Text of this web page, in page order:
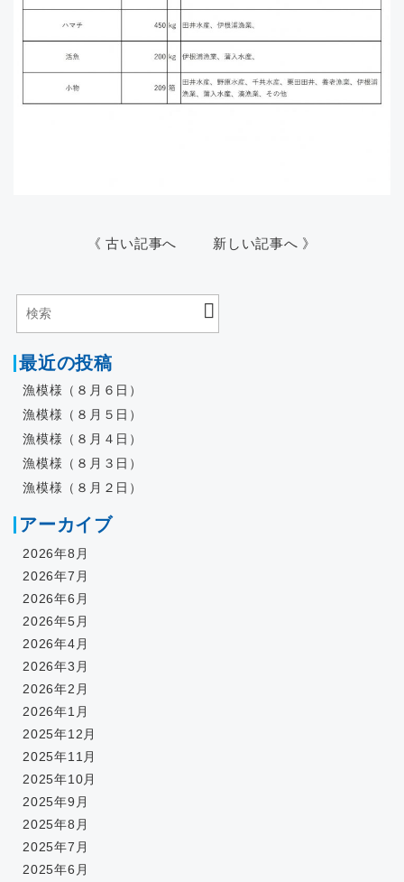
《 古い記事へ 新しい記事へ 》
最近の投稿
漁模様（８月６日）
漁模様（８月５日）
漁模様（８月４日）
漁模様（８月３日）
漁模様（８月２日）
アーカイブ
2026年8月
2026年7月
2026年6月
2026年5月
2026年4月
2026年3月
2026年2月
2026年1月
2025年12月
2025年11月
2025年10月
2025年9月
2025年8月
2025年7月
2025年6月